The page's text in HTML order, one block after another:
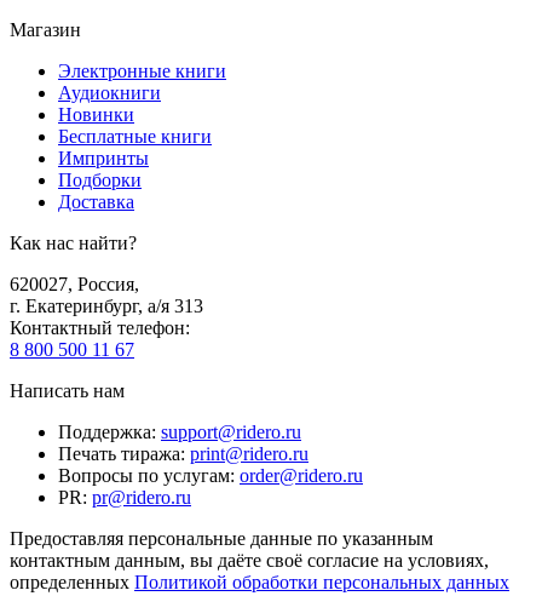
Магазин
Электронные книги
Аудиокниги
Новинки
Бесплатные книги
Импринты
Подборки
Доставка
Как нас найти?
620027, Россия,
г. Екатеринбург, а/я 313
Контактный телефон:
8 800 500 11 67
Написать нам
Поддержка: support@ridero.ru
Печать тиража: print@ridero.ru
Вопросы по услугам: order@ridero.ru
PR: pr@ridero.ru
Предоставляя персональные данные по указанным
контактным данным, вы даёте своё согласие на условиях,
определенных Политикой обработки персональных данных